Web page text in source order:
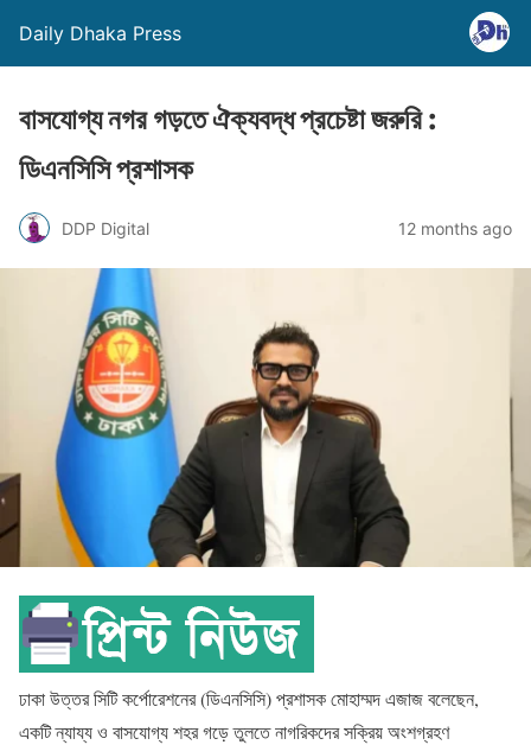
Daily Dhaka Press
বাসযোগ্য নগর গড়তে ঐক্যবদ্ধ প্রচেষ্টা জরুরি :
ডিএনসিসি প্রশাসক
DDP Digital 12 months ago
ঢাকা উত্তর সিটি কর্পোরেশনের (ডিএনসিসি) প্রশাসক মোহাম্মদ এজাজ বলেছেন,
একটি ন্যায্য ও বাসযোগ্য শহর গড়ে তুলতে নাগরিকদের সক্রিয় অংশগ্রহণ